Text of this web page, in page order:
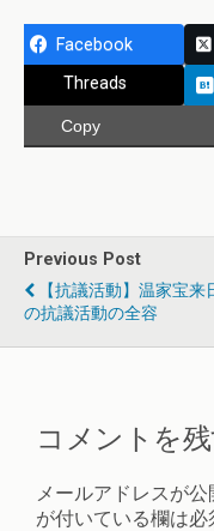
Facebook
Threads
Copy
Previous Post
【抗議活動】温家宝来
の抗議活動の全容
コメントを
メールアドレスが公
が付いている欄は必